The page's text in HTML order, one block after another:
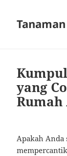
yang
Rumah
Apakah